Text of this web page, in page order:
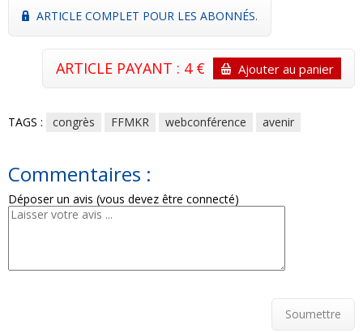
ARTICLE COMPLET POUR LES ABONNÉS.
ARTICLE PAYANT : 4 € Ajouter au panier
TAGS : congrès FFMKR webconférence avenir
Commentaires :
Déposer un avis (vous devez être connecté)
Soumettre